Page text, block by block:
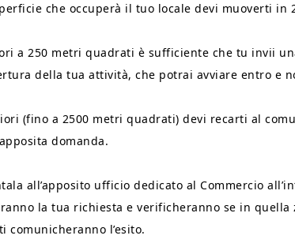
che occuperà il tuo locale devi muoverti in
a 250 metri quadrati è sufficiente che tu invii
della tua attività, che potrai avviare entro e
(fino a 2500 metri quadrati) devi recarti al
domanda.
all’apposito ufficio dedicato al Commercio
la tua richiesta e verificheranno se in quella
l’esito.